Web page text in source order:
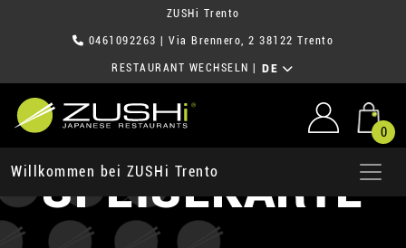
ZUSHi Trento
0461092263 | Via Brennero, 2 38122 Trento
RESTAURANT WECHSELN DE
0
Willkommen bei ZUSHi Trento
SPEISEKARTE